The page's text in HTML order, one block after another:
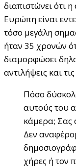
διαπιστώνει ότι
Ευρώπη είναι
τόσο μεγάλη
ήταν 35 χρονών
διαμορφώσει
αντιλήψεις και
Πόσο
αυτούς του
κάμερα; Σας
Δεν
χήρες ή τον